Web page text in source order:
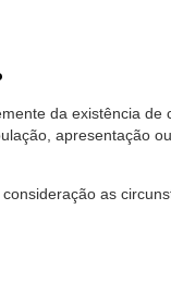
da existência de
apresentação
as